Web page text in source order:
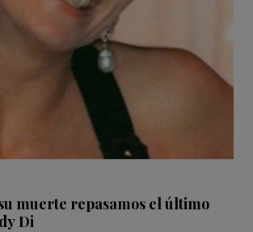
muerte repasamos el último
Di